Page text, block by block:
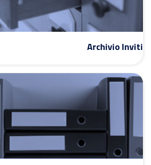
Archivio Inviti